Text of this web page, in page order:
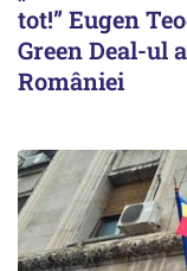
tot!” Eugen
Green Deal-ul
României